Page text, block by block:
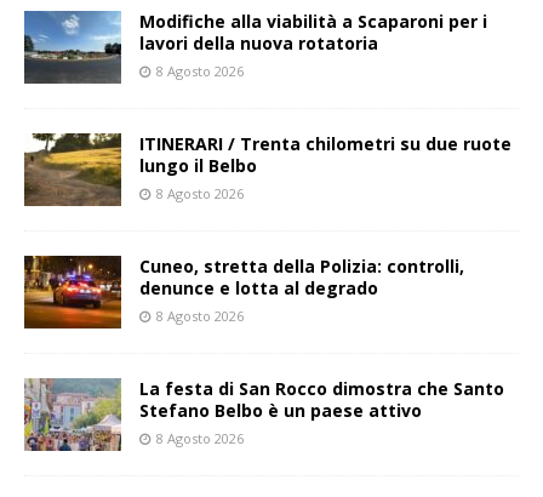
Modifiche alla viabilità a Scaparoni per i
lavori della nuova rotatoria
8 Agosto 2026
ITINERARI / Trenta chilometri su due ruote
lungo il Belbo
8 Agosto 2026
Cuneo, stretta della Polizia: controlli,
denunce e lotta al degrado
8 Agosto 2026
La festa di San Rocco dimostra che Santo
Stefano Belbo è un paese attivo
8 Agosto 2026